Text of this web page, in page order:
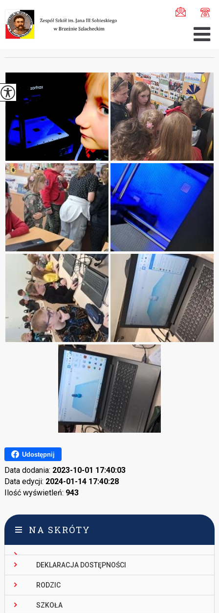
Pierwsz ...
PIERWSZE PROJEKTY 3D
Udostępnij
Data dodania: 2023-10-01 17:40:03
Data edycji: 2024-01-14 17:40:28
Ilość wyświetleń: 943
NA SKRÓTY
DEKLARACJA DOSTĘPNOŚCI
RODZIC
SZKOŁA